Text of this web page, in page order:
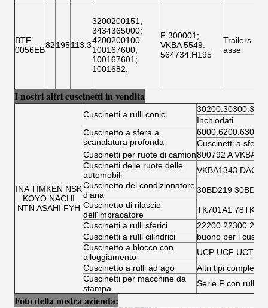
BTF
0056EB82195113.3
3200200151 ;
3434365000;
4200200100
100167600;
100167601 ;
1001682;
F 300001 ;
VKBA 5549:
564734.H195
Trailers
asse
I nostri altri cuscinetti in vendita
INA TIMKEN NSK
KOYO NACHI
NTN ASAHI FYH
Cuscinetti a rulli conici
Inchiodati
Cuscinetto a sfera a
scanalatura profonda
Cuscinetti a sfera
Cuscinetti per ruote di camion800792 A VKBA
Cuscinetti delle ruote delle
automobili
VKBA1343
Cuscinetto del condizionatore
d'aria
30BD219 30BD40
Cuscinetto di rilascio
dell'imbracatore
TK701A1
Cuscinetti a rulli sferici
22200 22300
Cuscinetti a rulli cilindrici
buono per i
Cuscinetto a blocco con
alloggiamento
UCP UCF UCT
Cuscinetto a rulli ad ago
Altri tipi completi
Cuscinetti per macchine da
stampa
Serie F con rullo
Foto della nostra azienda: